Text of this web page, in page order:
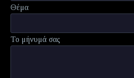
Θέμα
Το μήνυμά σας